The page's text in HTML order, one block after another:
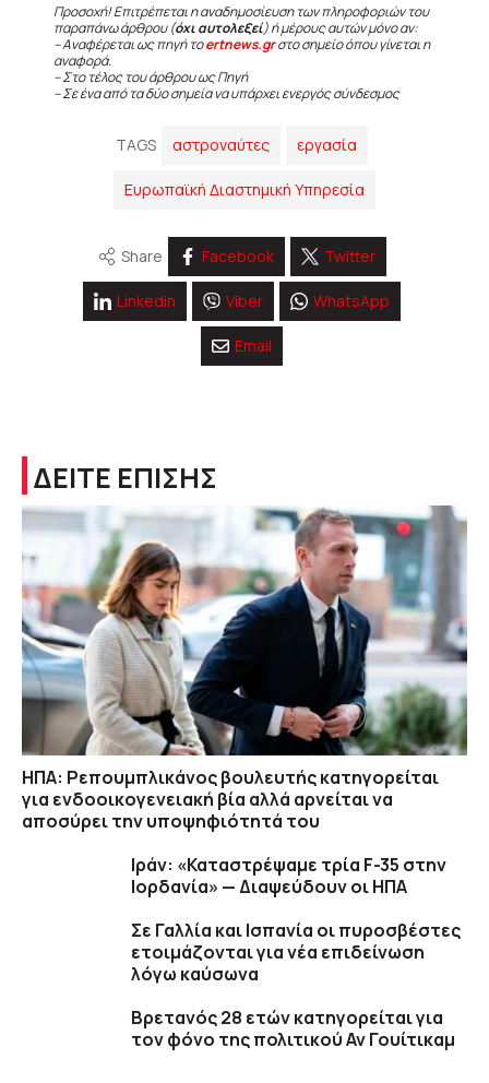
Προσοχή! Επιτρέπεται η αναδημοσίευση των πληροφοριών του
παραπάνω άρθρου (όχι αυτολεξεί) ή μέρους αυτών μόνο αν:
– Αναφέρεται ως πηγή τοertnews.grστο σημείο όπου γίνεται η
αναφορά.
– Στο τέλος του άρθρου ως Πηγή
– Σε ένα από τα δύο σημεία να υπάρχει ενεργός σύνδεσμος
TAGS αστροναύτες εργασία
Ευρωπαϊκή Διαστημική Υπηρεσία
Share Facebook Twitter
Linkedin Viber WhatsApp
Email
ΔΕΙΤΕ ΕΠΙΣΗΣ
ΗΠΑ: Ρεπουμπλικάνος βουλευτής κατηγορείται
για ενδοοικογενειακή βία αλλά αρνείται να
αποσύρει την υποψηφιότητά του
Ιράν: «Καταστρέψαμε τρία F-35 στην
Ιορδανία» — Διαψεύδουν οι ΗΠΑ
Σε Γαλλία και Ισπανία οι πυροσβέστες
ετοιμάζονται για νέα επιδείνωση
λόγω καύσωνα
Βρετανός 28 ετών κατηγορείται για
τον φόνο της πολιτικού Αν Γουίτικαμ